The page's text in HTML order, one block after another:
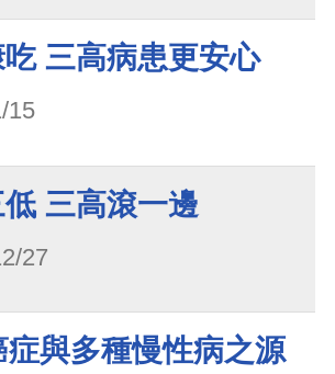
三高病患更安心
15
三高滾一邊
27
與多種慢性病之源